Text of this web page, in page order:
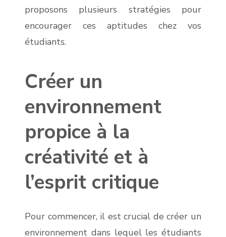
proposons plusieurs stratégies pour
encourager ces aptitudes chez vos
étudiants.
Créer un
environnement
propice à la
créativité et à
l’esprit critique
Pour commencer, il est crucial de créer un
environnement dans lequel les étudiants